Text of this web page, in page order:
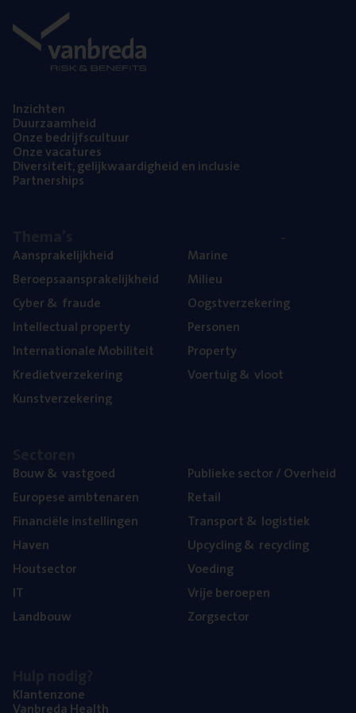
Inzich­ten
Duur­zaam­heid
Onze bedrijfs­cul­tuur
Onze vaca­tu­res
Diver­si­teit, gelijk­waar­dig­heid en inclusie
Part­ner­ships
Aan­spra­ke­lijk­heid
Beroeps­aan­spra­ke­lijk­heid
Cyber& fraude
Intel­lec­tu­al property
Inter­na­ti­o­na­le Mobiliteit
Kre­diet­ver­ze­ke­ring
Kunst­ver­ze­ke­ring
Mari­ne
Mili­eu
Oogst­ver­ze­ke­ring
Per­so­nen
Pro­per­ty
Voer­tuig& vloot
Bouw& vastgoed
Euro­pe­se ambtenaren
Finan­ci­ë­le instellingen
Haven
Hout­sec­tor
IT
Land­bouw
Publie­ke sec­tor / Overheid
Retail
Trans­port& logistiek
Upcy­cling& recycling
Voe­ding
Vrije beroe­pen
Zorg­sec­tor
Klan­ten­zo­ne
Van­b­re­da Health